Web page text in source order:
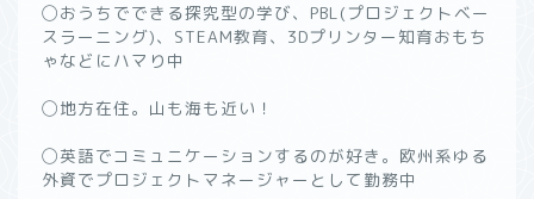
◯おうちでできる探究型の学び、PBL(プロジェクトベー
スラーニング)、STEAM教育、3Dプリンター知育おもち
ゃなどにハマり中
◯地方在住。山も海も近い！
◯英語でコミュニケーションするのが好き。欧州系ゆる
外資でプロジェクトマネージャーとして勤務中